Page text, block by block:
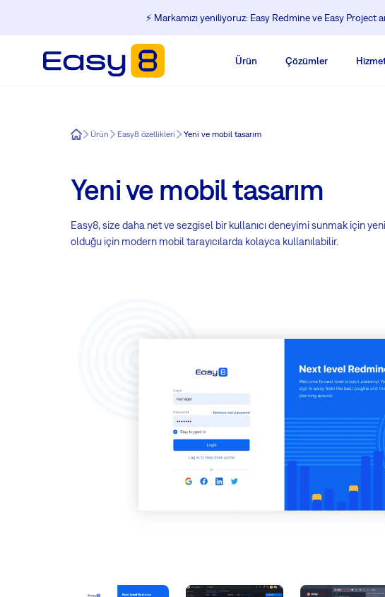
⚡️ Markamızı yeniliyoruz: Easy Redmine ve Easy Project
Ürün Çözümler
Easy8Ürün Easy8 özellikleri Yeni ve mobil tasarım
Yeni ve mobil tasarım
Easy8, size daha net ve sezgisel bir kullanıcı deneyimi sunmak için
olduğu için modern mobil tarayıcılarda kolayca kullanılabilir.